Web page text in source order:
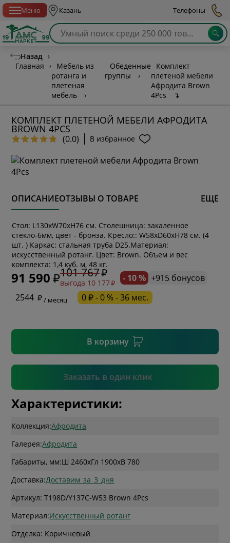
Меню Казань Телефоны
Назад ›
Главная
›
Мебель из
ротанга и
плетеная
мебель
›
Обеденные
группы
›
Комплект
плетеной мебели
Афродита Brown
4Pcs
↴
КОМПЛЕКТ ПЛЕТЕНОЙ МЕБЕЛИ АФРОДИТА
BROWN 4PCS
(0.0) В избранное
ОПИСАНИЕОТЗЫВЫ О ТОВАРЕ ЕЩЕ
Стoл: L130хW70xH76 см. Столешница: закаленное
стекло-6мм, цвет - бронза. Кресло:: W58xD60xH78 см. (4
шт. ) Каркас: стальная труба D25.Материал:
искусственный ротанг. Цвет: Brown. Объем и вес
комплекта: 1,4 куб. м, 48 кг.
91 590 101 767
выгода 10 177 - 10 % +915 бонусов
2544
/ месяц 0 ₽ - 0 % - 36 мес.
В корзину
Заказать в один клик
* обязательное поле
* необязательное поле
Подтвердить
Характеристики:
Коллекция:Афродита
Галерея:Афродита
Габариты, мм:Ш 2460xГл 1900xВ 780
Доставка:Доставим_за_3_дня
Артикул: T198D/Y137C-W53 Brown 4Pcs
Материал:Искусственный ротанг
Отделка: Коричневый